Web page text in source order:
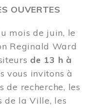
OUVERTES
mois de juin, le
Reginald Ward
de 13 h à
vous invitons à
de recherche, les
de la Ville, les